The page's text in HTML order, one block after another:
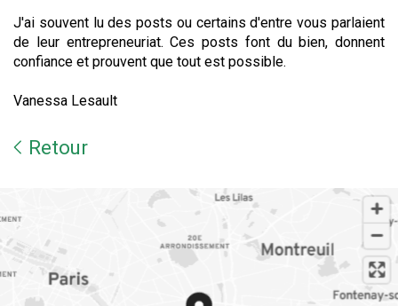
J'ai souvent lu des posts ou certains d'entre vous parlaient
de leur entrepreneuriat. Ces posts font du bien, donnent
confiance et prouvent que tout est possible.
Vanessa Lesault
Retour